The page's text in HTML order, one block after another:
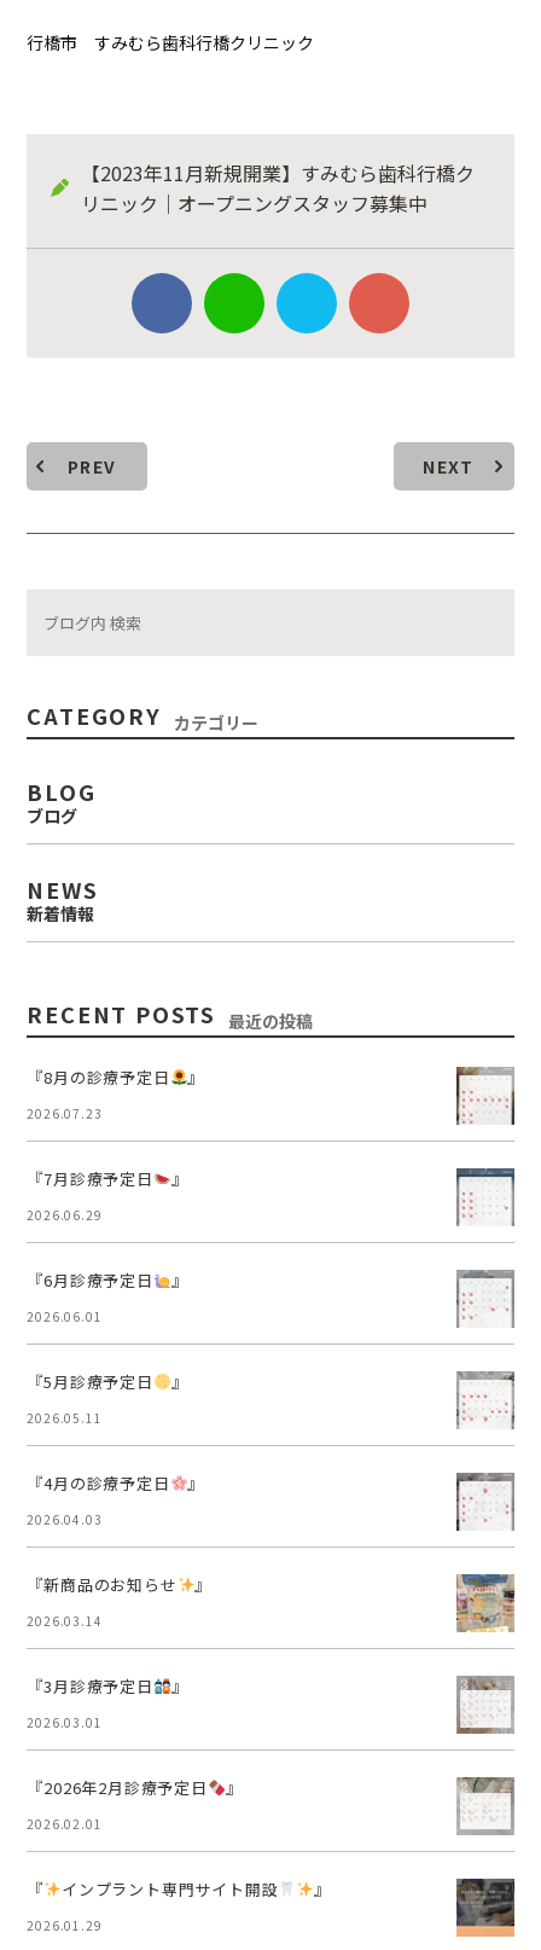
行橋市 すみむら歯科行橋クリニック
【2023年11月新規開業】すみむら歯科行橋ク
リニック｜オープニングスタッフ募集中
PREV NEXT
CATEGORY カテゴリー
BLOG
ブログ
NEWS
新着情報
RECENT POSTS 最近の投稿
『8月の診療予定日 』
2026.07.23
『7月診療予定日 』
2026.06.29
『6月診療予定日 』
2026.06.01
『5月診療予定日 』
2026.05.11
『4月の診療予定日 』
2026.04.03
『新商品のお知らせ 』
2026.03.14
『3月診療予定日 』
2026.03.01
『2026年2月診療予定日 』
2026.02.01
『 インプラント専門サイト開設 』
2026.01.29